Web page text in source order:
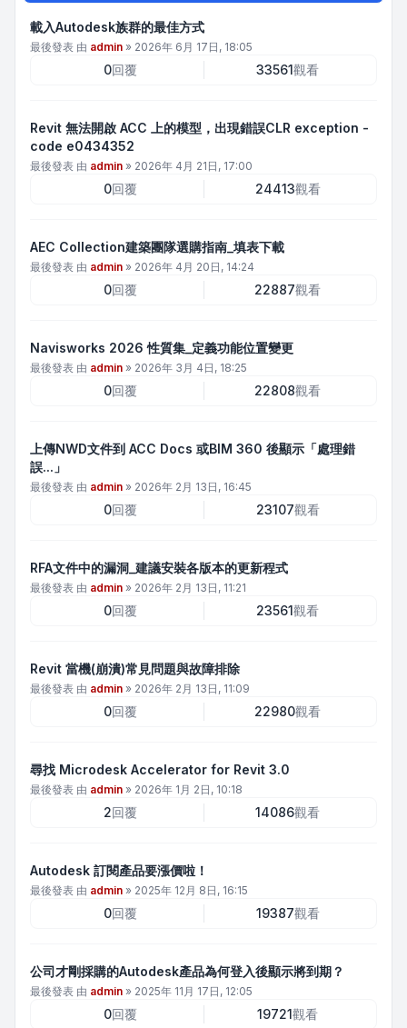
載入Autodesk族群的最佳方式
最後發表 由 admin » 2026年 6月 17日, 18:05
0回覆 33561觀看
Revit 無法開啟 ACC 上的模型，出現錯誤CLR exception -
code e0434352
最後發表 由 admin » 2026年 4月 21日, 17:00
0回覆 24413觀看
AEC Collection建築團隊選購指南_填表下載
最後發表 由 admin » 2026年 4月 20日, 14:24
0回覆 22887觀看
Navisworks 2026 性質集_定義功能位置變更
最後發表 由 admin » 2026年 3月 4日, 18:25
0回覆 22808觀看
上傳NWD文件到 ACC Docs 或BIM 360 後顯示「處理錯
誤...」
最後發表 由 admin » 2026年 2月 13日, 16:45
0回覆 23107觀看
RFA文件中的漏洞_建議安裝各版本的更新程式
最後發表 由 admin » 2026年 2月 13日, 11:21
0回覆 23561觀看
Revit 當機(崩潰)常見問題與故障排除
最後發表 由 admin » 2026年 2月 13日, 11:09
0回覆 22980觀看
尋找 Microdesk Accelerator for Revit 3.0
最後發表 由 admin » 2026年 1月 2日, 10:18
2回覆 14086觀看
Autodesk 訂閱產品要漲價啦！
最後發表 由 admin » 2025年 12月 8日, 16:15
0回覆 19387觀看
公司才剛採購的Autodesk產品為何登入後顯示將到期？
最後發表 由 admin » 2025年 11月 17日, 12:05
0回覆 19721觀看